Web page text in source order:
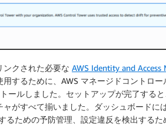
ンクされた必要な AWS Identity and
するために、AWS マネージドコントロ
ールしました。セットアップが完了する
がすべて揃いました。ダッシュボードに
るための予防管理、設定違反を検出する